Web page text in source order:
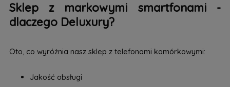
Sklep z markowymi smartfonami -
dlaczego Deluxury?
Oto, co wyróżnia nasz sklep z telefonami komórkowymi:
Jakość obsługi